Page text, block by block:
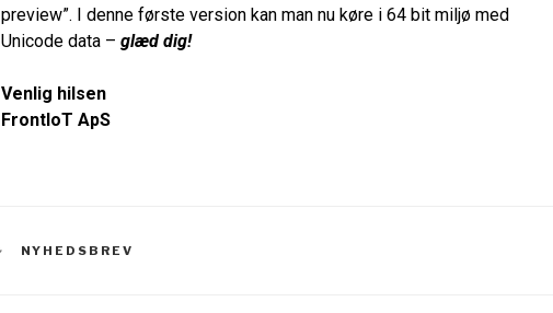
preview”. I denne første version kan man nu køre i 64 bit miljø med
Unicode data – glæd dig!
Venlig hilsen
FrontIoT ApS
NYHEDSBREV